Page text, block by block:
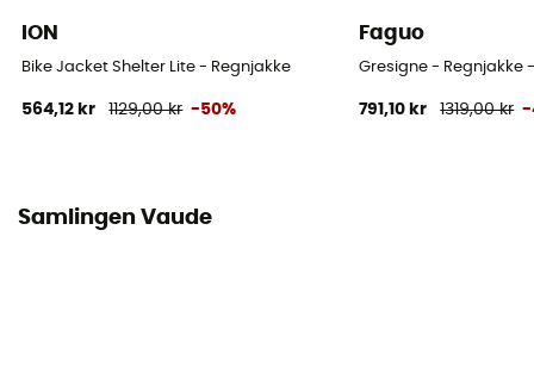
ION
Bike Jacket Shelter Lite - Regnjakke
564,12 kr 1129,00 kr -50%
Faguo
Gresigne - Regnjakke
791,10 kr 1319,00 kr -
Samlingen Vaude